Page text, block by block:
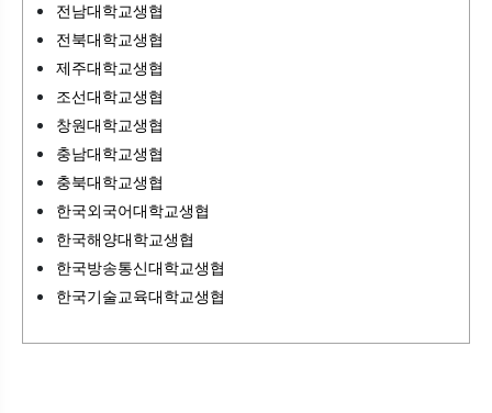
전남대학교생협
전북대학교생협
제주대학교생협
조선대학교생협
창원대학교생협
충남대학교생협
충북대학교생협
한국외국어대학교생협
한국해양대학교생협
한국방송통신대학교생협
한국기술교육대학교생협